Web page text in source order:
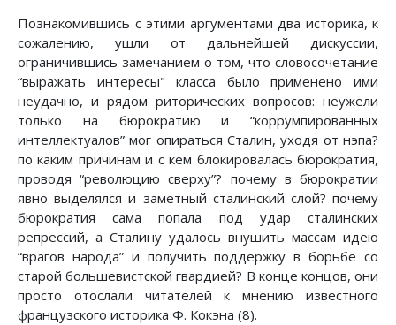
Познакомившись с этими аргументами два историка, к
сожалению, ушли от дальнейшей дискуссии,
ограничившись замечанием о том, что словосочетание
“выражать интересы" класса было применено ими
неудачно, и рядом риторических вопросов: неужели
только на бюрократию и “коррумпированных
интеллектуалов” мог опираться Сталин, уходя от нэпа?
по каким причинам и с кем блокировалась бюрократия,
проводя “революцию сверху”? почему в бюрократии
явно выделялся и заметный сталинский слой? почему
бюрократия сама попала под удар сталинских
репрессий, а Сталину удалось внушить массам идею
“врагов народа” и получить поддержку в борьбе со
старой большевистской гвардией? В конце концов, они
просто отослали читателей к мнению известного
французского историка Ф. Кокэна (8).